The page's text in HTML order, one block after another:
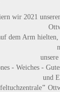
wir 2021
dem Arm hielten,
- Weiches -
und
"